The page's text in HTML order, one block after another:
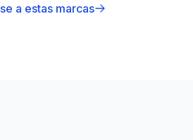
a estas marcas